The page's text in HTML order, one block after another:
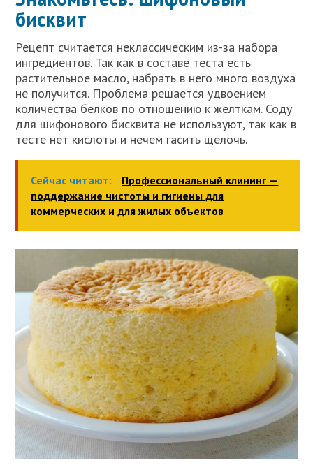
бисквит
Рецепт считается неклассическим из-за набора
ингредиентов. Так как в составе теста есть
растительное масло, набрать в него много воздуха
не получится. Проблема решается удвоением
количества белков по отношению к желткам. Соду
для шифонового бисквита не используют, так как в
тесте нет кислоты и нечем гасить щелочь.
Сейчас читают:
Профессиональный клининг —
поддержание чистоты и гигиены для
коммерческих и для жилых объектов